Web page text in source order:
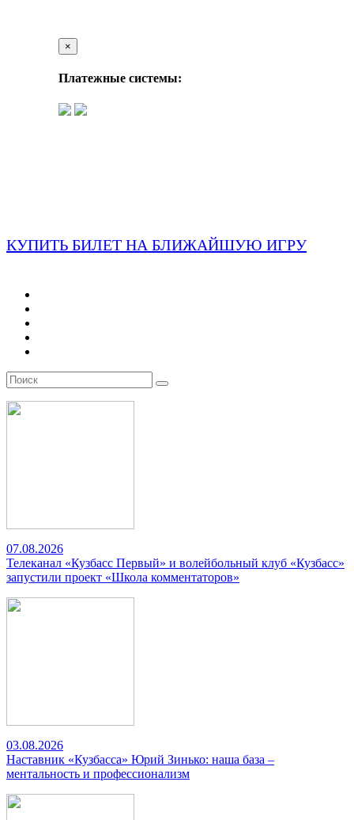
×
Платежные системы:
КУПИТЬ БИЛЕТ НА БЛИЖАЙШУЮ ИГРУ
07.08.2026
Телеканал «Кузбасс Первый» и волейбольный клуб «Кузбасс»
запустили проект «Школа комментаторов»
03.08.2026
Наставник «Кузбасса» Юрий Зинько: наша база –
ментальность и профессионализм